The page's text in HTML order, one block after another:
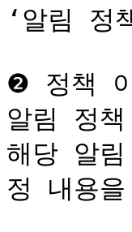
‘알림 정
❷ 정책
알림 정
해당 알
정 내용